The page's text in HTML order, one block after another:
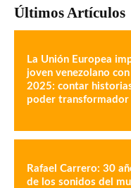
Últimos Artículos
La Unión Europea
joven venezolano
2025: contar
poder transformador
Rafael Carrero: 30
de los sonidos del